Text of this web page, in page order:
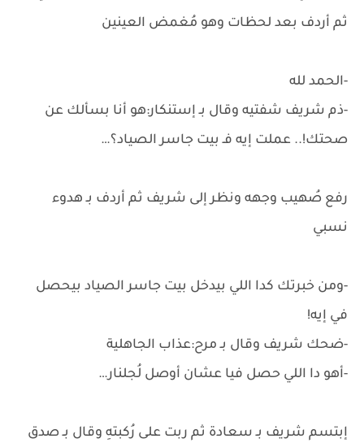
ثم أردف بعد لحظات وهو مُغمض العينين
-الحمد لله
-ذم شريف شفتيه وقال بـ إستنكار:هو أنا بسألك عن
صحتك!.. عملت إيه فـ بيت جاسر الصياد؟…
رفع صُهيب وجهه ونظر إلى شريف ثم أردف بـ هدوء
نسبي
-ومن خبرتك كدا اللي بيدخل بيت جاسر الصياد بيحصل
في إيه!
-ضحك شريف وقال بـ مرح:عذاب الجاهلية
-أهو دا اللي حصل فيا عشان أوصل لُجلنار…
إبتسم شريف بـ سعادة ثم ربت على رُكبتهِ وقال بـ صدق